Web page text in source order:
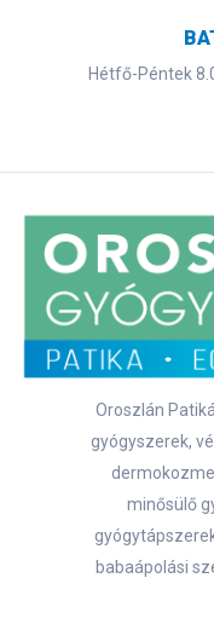
Hétfő-Péntek
Oroszlán
gyógyszerek,
minősülő
babaápolási